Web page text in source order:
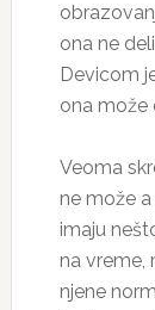
ona ne
Devicom
ona može
Veoma
ne može
imaju
na vreme,
njene